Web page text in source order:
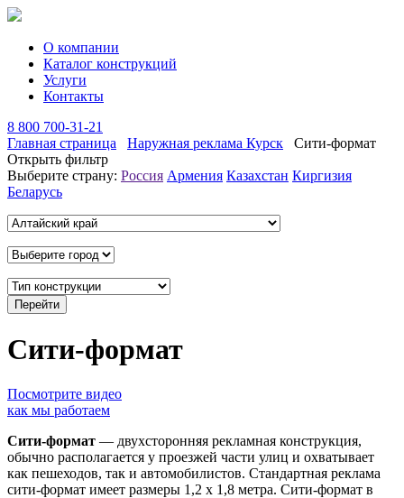
О компании
Каталог конструкций
Услуги
Контакты
8 800 700-31-21
Главная страница
Наружная реклама Курск
Сити-формат
Открыть фильтр
Выберите страну: Россия Армения Казахстан Киргизия
Беларусь
Сити-формат
Посмотрите видео
как мы работаем
Сити-формат — двухсторонняя рекламная конструкция,
обычно располагается у проезжей части улиц и охватывает
как пешеходов, так и автомобилистов. Стандартная реклама
сити-формат имеет размеры 1,2 х 1,8 метра. Сити-формат в